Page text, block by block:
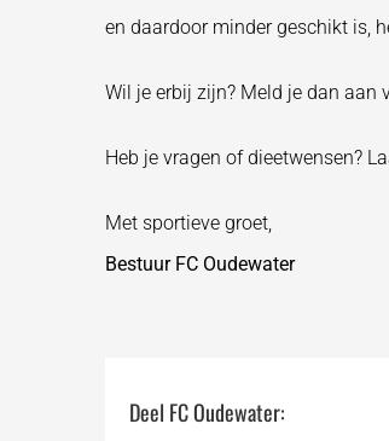
en daardoor minder geschikt is,
Wil je erbij zijn? Meld je dan aan
Heb je vragen of dieetwensen?
Met sportieve groet,
Bestuur FC Oudewater
Deel FC Oudewater: